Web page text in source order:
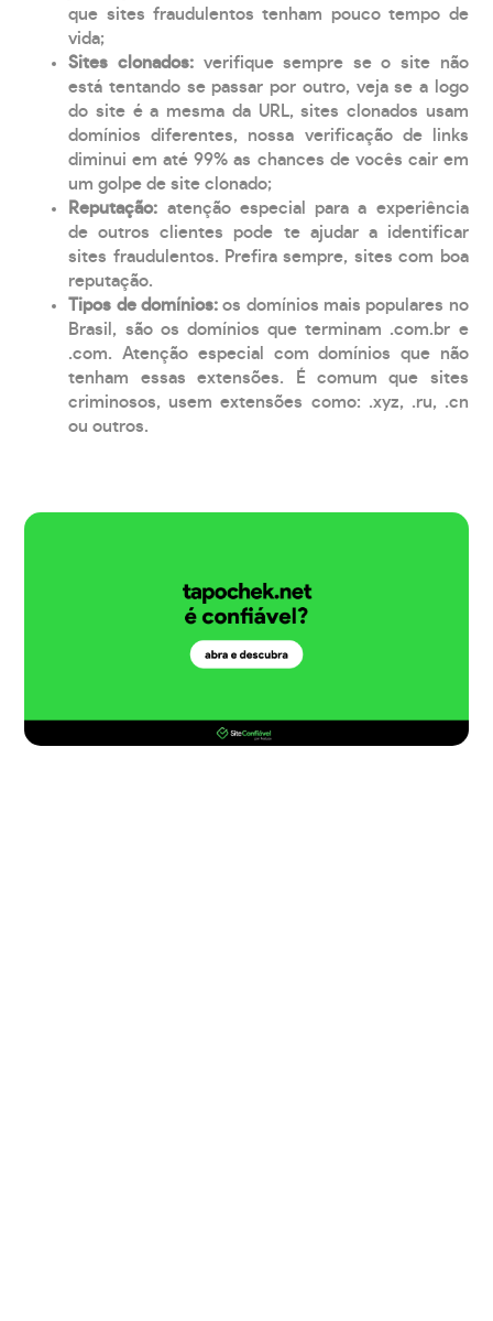
que sites fraudulentos tenham pouco tempo de
vida;
Sites clonados: verifique sempre se o site não
está tentando se passar por outro, veja se a logo
do site é a mesma da URL, sites clonados usam
domínios diferentes, nossa verificação de links
diminui em até 99% as chances de vocês cair em
um golpe de site clonado;
Reputação: atenção especial para a experiência
de outros clientes pode te ajudar a identificar
sites fraudulentos. Prefira sempre, sites com boa
reputação.
Tipos de domínios:os domínios mais populares no
Brasil, são os domínios que terminam .com.br e
.com. Atenção especial com domínios que não
tenham essas extensões. É comum que sites
criminosos, usem extensões como: .xyz, .ru, .cn
ou outros.